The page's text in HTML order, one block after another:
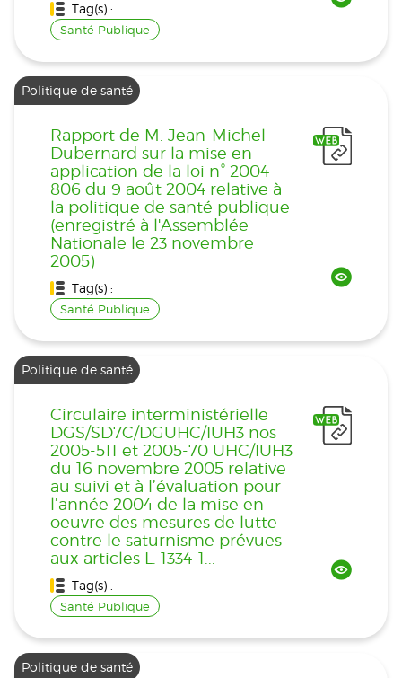
Tag(s) :
Santé Publique
Politique de santé
Rapport de M. Jean-Michel
Dubernard sur la mise en
application de la loi n° 2004-
806 du 9 août 2004 relative à
la politique de santé publique
(enregistré à l'Assemblée
Nationale le 23 novembre
2005)
Tag(s) :
Santé Publique
Politique de santé
Circulaire interministérielle
DGS/SD7C/DGUHC/IUH3 nos
2005-511 et 2005-70 UHC/IUH3
du 16 novembre 2005 relative
au suivi et à l’évaluation pour
l’année 2004 de la mise en
oeuvre des mesures de lutte
contre le saturnisme prévues
aux articles L. 1334-1...
Tag(s) :
Santé Publique
Politique de santé